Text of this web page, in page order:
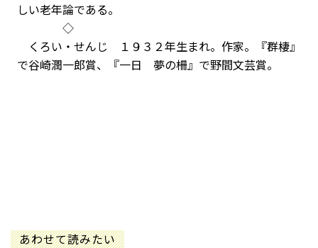
しい老年論である。
◇
くろい・せんじ １９３２年生まれ。作家。『群棲』
で谷崎潤一郎賞、『一日 夢の柵』で野間文芸賞。
あわせて読みたい